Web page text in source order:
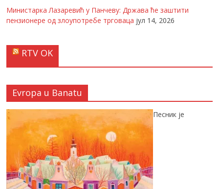
Министарка Лазаревић у Панчеву: Држава ће заштити
пензионере од злоупотребе трговаца јул 14, 2026
RTV OK
Evropa u Banatu
Песник је